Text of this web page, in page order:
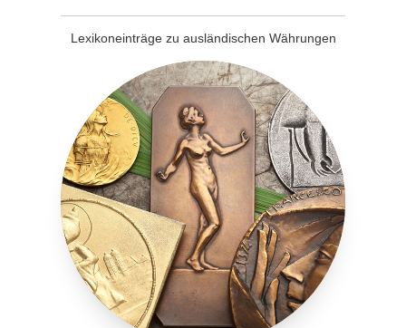
Lexikoneinträge zu ausländischen Währungen